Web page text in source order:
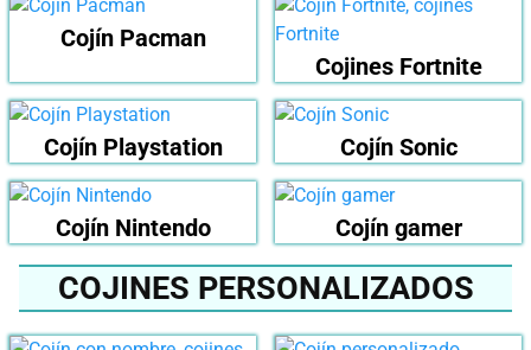
Cojín Pacman
Cojines Fortnite
Cojín Playstation Cojín Sonic
Cojín Nintendo Cojín gamer
COJINES PERSONALIZADOS